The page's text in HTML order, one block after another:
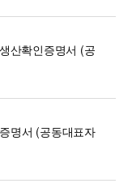
산확인증명서 (공
명서 (공동대표자